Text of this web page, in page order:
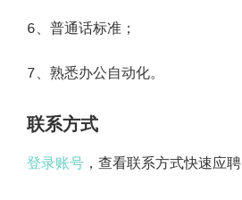
6、普通话标准；
7、熟悉办公自动化。
联系方式
登录账号 ，查看联系方式快速应聘